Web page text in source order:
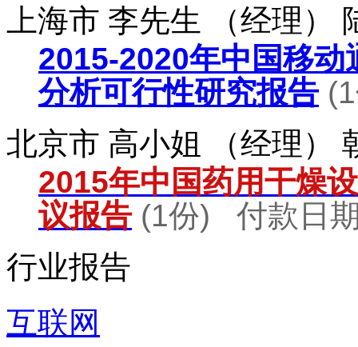
上海市 李先生 （经理）
2015-2020年中国移
分析可行性研究报告(1
北京市 高小姐 （经理）
2015年中国药用干燥
议报告 (1份) 付款日
行业报告
互联网